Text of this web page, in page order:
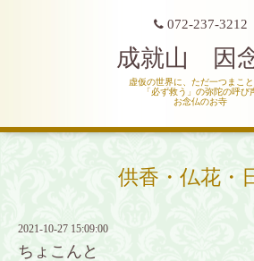
072-237-3212
成就山 因
虚仮の世界に、ただ一つまこ
「必ず救う」の弥陀の呼び
お念仏のお寺
供香・仏花・
2021-10-27 15:09:00
ちょこんと